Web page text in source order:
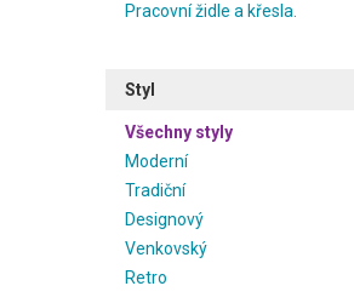
Pracovní židle a křesla.
Styl
Všechny styly
Moderní
Tradiční
Designový
Venkovský
Retro